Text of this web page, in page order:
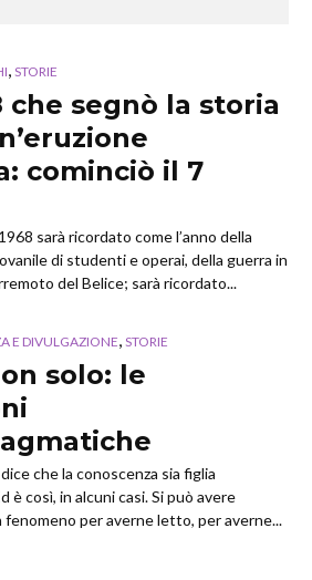
, STORIE
che segnò la storia
cominciò il 7
sarà ricordato come l’anno della
di studenti e operai, della guerra in
del Belice; sarà ricordato...
E DIVULGAZIONE, STORIE
solo: le
che la conoscenza sia figlia
è così, in alcuni casi. Si può avere
fenomeno per averne letto, per averne...